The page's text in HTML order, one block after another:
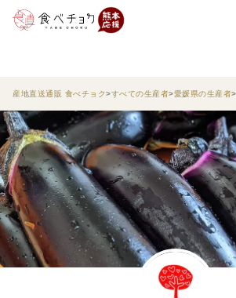
産地直送通販 食べチョク すべての生産者 愛媛県の生産者